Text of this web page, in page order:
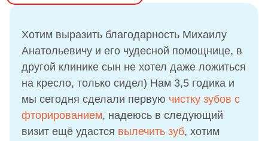
Хотим выразить благодарность Михаилу
Анатольевичу и его чудесной помощнице, в
другой клинике сын не хотел даже ложиться
на кресло, только сидел) Нам 3,5 годика и
мы сегодня сделали первую чистку зубов с
фторированием, надеюсь в следующий
визит ещё удастся вылечить зуб, хотим